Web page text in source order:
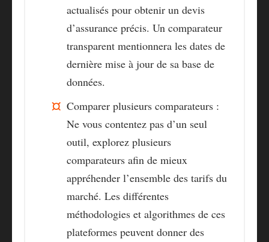
actualisés pour obtenir un devis
d’assurance précis. Un comparateur
transparent mentionnera les dates de
dernière mise à jour de sa base de
données.
Comparer plusieurs comparateurs :
Ne vous contentez pas d’un seul
outil, explorez plusieurs
comparateurs afin de mieux
appréhender l’ensemble des tarifs du
marché. Les différentes
méthodologies et algorithmes de ces
plateformes peuvent donner des